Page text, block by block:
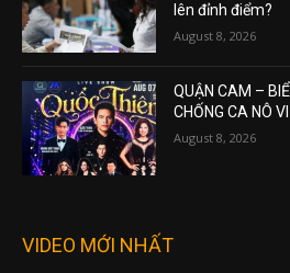
lên đỉnh điểm?
August 8, 2026
QUẬN CAM –
CHỐNG CA NÔ
August 8, 2026
VIDEO MỚI NHẤT